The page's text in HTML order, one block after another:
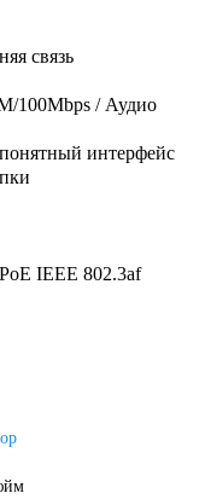
связь
100Mbps / Аудио
интерфейс
IEEE 802.3af